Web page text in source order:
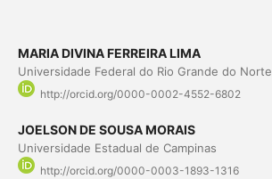
MARIA DIVINA FERREIRA LIMA
Universidade Federal do Rio Grande do Norte
http://orcid.org/0000-0002-4552-6802
JOELSON DE SOUSA MORAIS
Universidade Estadual de Campinas
http://orcid.org/0000-0003-1893-1316